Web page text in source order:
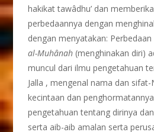
hakikat tawâdhu’ dan
perbedaannya dengan
dengan menyatakan:
al-Muhânah (menghinakan diri)
muncul dari ilmu pengetahuan
Jalla , mengenal nama dan
kecintaan dan
pengetahuan tentang dirinya
serta aib-aib amalan serta